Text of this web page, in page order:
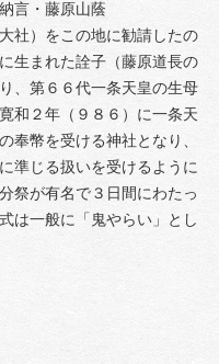
言・藤原山蔭
社）をこの地に勧請したの
生まれた詮子（藤原道長の
、第６６代一条天皇の生母
和２年（９８６）に一条天
奉幣を受ける神社となり、
準じる扱いを受けるように
祭が有名で３日間にわたっ
は一般に「鬼やらい」とし